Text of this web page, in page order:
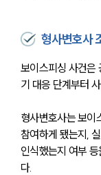
형사변호사
보이스피싱 사건은
기 대응 단계부터
형사변호사는 보이
참여하게 됐는지,
인식했는지 여부
다.